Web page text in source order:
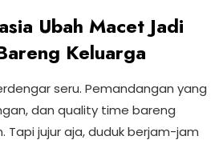
Ubah Macet Jadi
Keluarga
seru. Pemandangan yang
dan quality time bareng
Tapi jujur aja, duduk berjam-jam